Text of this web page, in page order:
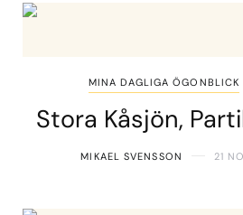
MINA DAGLIGA ÖGONBLICK
Stora Kåsjön,
MIKAEL SVENSSON 21